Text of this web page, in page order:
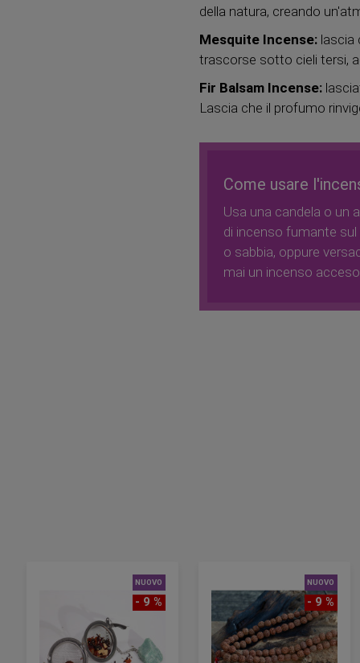
della natura, creando
Mesquite Incense: lascia
trascorse sotto cieli tersi,
Fir Balsam Incense:
Lascia che il profumo
Come usare
Usa una candela o un
di incenso fumante
o sabbia, oppure
mai un incenso
NUOVO
- 9 %
NUOVO
- 9 %